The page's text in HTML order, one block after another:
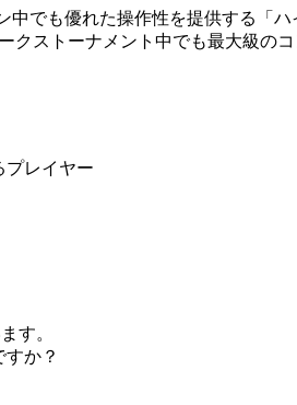
中でも優れた操作性を提供する
ストーナメント中でも最大級のコ
プレイヤー
す。
か？